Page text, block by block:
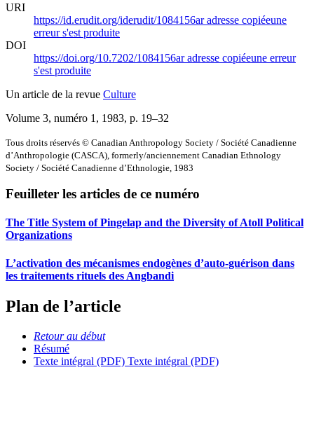
URI
https://id.erudit.org/iderudit/1084156aradresse copiéeune
erreur s'est produite
DOI
https://doi.org/10.7202/1084156aradresse copiéeune erreur
s'est produite
Un article de la revue Culture
Volume 3, numéro 1, 1983, p. 19–32
Tous droits réservés © Canadian Anthropology Society / Société Canadienne
d’Anthropologie (CASCA), formerly/anciennement Canadian Ethnology
Society / Société Canadienne d’Ethnologie, 1983
Feuilleter les articles de ce numéro
The Title System of Pingelap and the Diversity of Atoll Political
Organizations
L’activation des mécanismes endogènes d’auto-guérison dans
les traitements rituels des Angbandi
Plan de l’article
Retour au début
Résumé
Texte intégral (PDF) Texte intégral (PDF)